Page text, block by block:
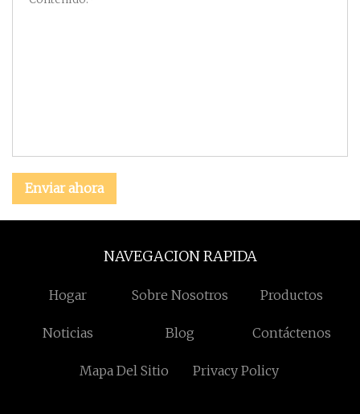
Enviar ahora
NAVEGACION RAPIDA
Hogar Sobre Nosotros Productos
Noticias Blog Contáctenos
Mapa Del Sitio Privacy Policy